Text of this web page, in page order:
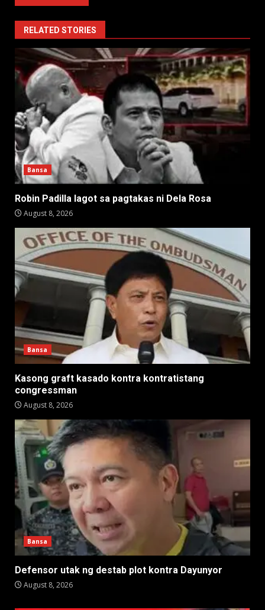
RELATED STORIES
Bansa
Robin Padilla lagot sa pagtakas ni Dela Rosa
August 8, 2026
Bansa
Kasong graft kasado kontra kontratistang
congressman
August 8, 2026
Bansa
Defensor utak ng destab plot kontra Dayunyor
August 8, 2026